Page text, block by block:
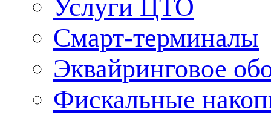
Услуги ЦТО
Смарт-терминалы
Эквайринговое
Фискальные